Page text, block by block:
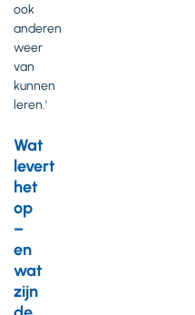
ook
anderen
weer
van
kunnen
leren.'
Wat
levert
het
op
–
en
wat
zijn